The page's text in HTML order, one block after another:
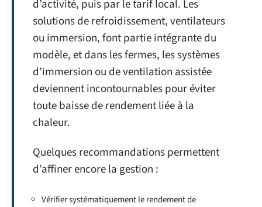
d’activité, puis par le tarif local. Les
solutions de refroidissement, ventilateurs
ou immersion, font partie intégrante du
modèle, et dans les fermes, les systèmes
d’immersion ou de ventilation assistée
deviennent incontournables pour éviter
toute baisse de rendement liée à la
chaleur.
Quelques recommandations permettent
d’affiner encore la gestion :
Vérifier systématiquement le rendement de